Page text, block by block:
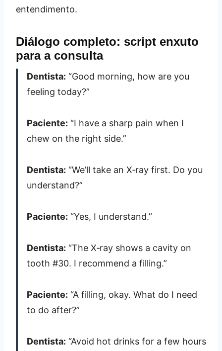
entendimento.
Diálogo completo: script enxuto
para a consulta
Dentista: “Good morning, how are you
feeling today?”
Paciente: “I have a sharp pain when I
chew on the right side.”
Dentista: “We’ll take an X‑ray first. Do you
understand?”
Paciente: “Yes, I understand.”
Dentista: “The X‑ray shows a cavity on
tooth #30. I recommend a filling.”
Paciente: “A filling, okay. What do I need
to do after?”
Dentista: “Avoid hot drinks for a few hours